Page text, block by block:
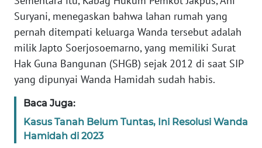
Suryani, menegaskan bahwa lahan rumah yang
pernah ditempati keluarga Wanda tersebut adalah
milik Japto Soerjosoemarno, yang memiliki Surat
Hak Guna Bangunan (SHGB) sejak 2012 di saat SIP
yang dipunyai Wanda Hamidah sudah habis.
Baca Juga:
Kasus Tanah Belum Tuntas, Ini Resolusi Wanda
Hamidah di 2023
WN
JABAR
BANTEN
WN